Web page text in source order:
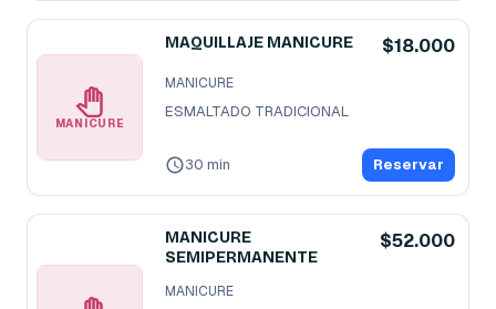
MANICURE
MAQUILLAJE MANICURE $18.000
MANICURE
ESMALTADO TRADICIONAL
30 min Reservar
MANICURE
SEMIPERMANENTE
$52.000
MANICURE